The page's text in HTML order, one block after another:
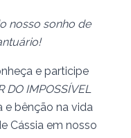
nosso sonho de
e participe
DO IMPOSSÍVEL
e bênção na vida
Cássia em nosso